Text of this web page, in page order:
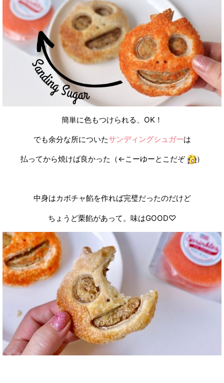
簡単に色もつけられる、OK！
でも余分な所についたサンディングシュガーは
払ってから焼けば良かった（←こーゆーとこだぞ ）
中身はカボチャ餡を作れば完璧だったのだけど
ちょうど栗餡があって。味はGOOD♡